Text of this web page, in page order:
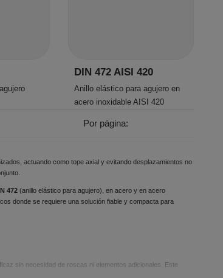
DIN 472 AISI 420
Anillo elástico para agujero en
acero inoxidable AISI 420
Por página:
actuando como tope axial y evitando desplazamientos no
472 (anillo elástico para agujero), en acero y en acero
donde se requiere una solución fiable y compacta para
sin necesidad de roscas ni elementos adicionales. Este